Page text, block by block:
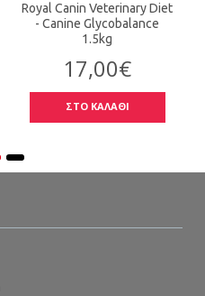
Royal Canin Veterinary Diet
- Canine Glycobalance
1.5kg
17,00€
ΣΤΟ ΚΑΛΑΘΙ